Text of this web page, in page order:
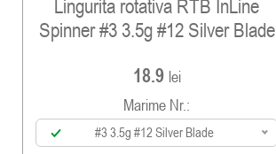
Lingurita rotativa RTB InLine
Spinner #3 3.5g #12 Silver Blade
18.9 lei
Marime Nr.:
#3 3.5g #12 Silver Blade